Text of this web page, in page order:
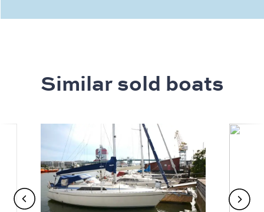
Similar sold boats